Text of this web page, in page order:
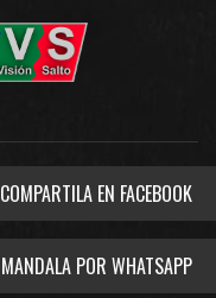
COMPARTILA EN FACEBOOK
MANDALA POR WHATSAPP